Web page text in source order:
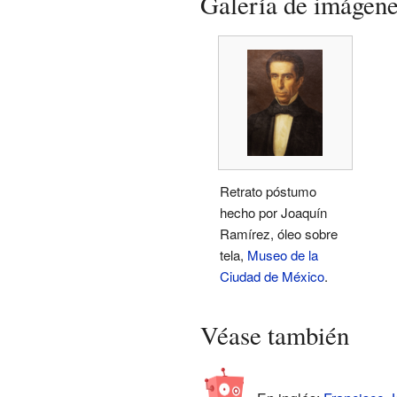
Retrato póstumo
hecho por Joaquín
Ramírez, óleo sobre
tela, Museo de la
Ciudad de México.
Véase también